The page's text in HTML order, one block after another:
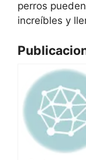
perros
increíbles y